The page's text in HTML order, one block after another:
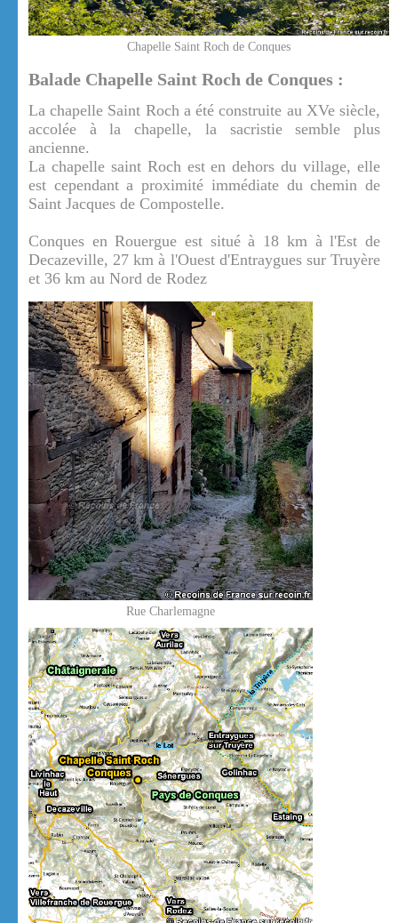
Chapelle Saint Roch de Conques
Balade Chapelle Saint Roch de Conques :
La chapelle Saint Roch a été construite au XVe siècle,
accolée à la chapelle, la sacristie semble plus
ancienne.
La chapelle saint Roch est en dehors du village, elle
est cependant a proximité immédiate du chemin de
Saint Jacques de Compostelle.
Conques en Rouergue est situé à 18 km à l'Est de
Decazeville, 27 km à l'Ouest d'Entraygues sur Truyère
et 36 km au Nord de Rodez
Rue Charlemagne